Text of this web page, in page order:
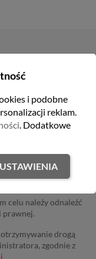
i wyprzedażach
celu należy odnaleźć
prawnej.
drogą
zgodnie z
i podobne
reklam.
. Dodatkowe
USTAWIENIA